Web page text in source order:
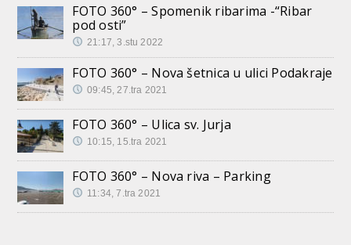
FOTO 360° – Spomenik ribarima -“Ribar
pod osti”
21:17, 3.stu 2022
FOTO 360° – Nova šetnica u ulici Podakraje
09:45, 27.tra 2021
FOTO 360° – Ulica sv. Jurja
10:15, 15.tra 2021
FOTO 360° – Nova riva – Parking
11:34, 7.tra 2021